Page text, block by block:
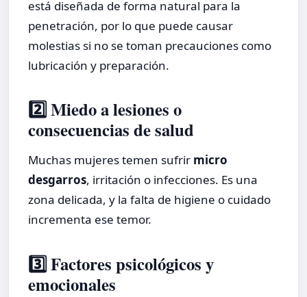
está diseñada de forma natural para la
penetración, por lo que puede causar
molestias si no se toman precauciones como
lubricación y preparación.
2️⃣ Miedo a lesiones o
consecuencias de salud
Muchas mujeres temen sufrir micro
desgarros, irritación o infecciones. Es una
zona delicada, y la falta de higiene o cuidado
incrementa ese temor.
3️⃣ Factores psicológicos y
emocionales